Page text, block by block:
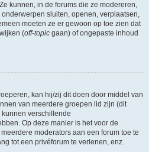
kunnen, in de forums die ze modereren,
sluiten, openen, verplaatsen,
moeten ze er gewoon op toe zien dat
(off-topic gaan) of ongepaste inhoud
kan hij/zij dit doen door middel van
van meerdere groepen lid zijn (dit
verschillende
Op deze manier is het voor de
moderators aan een forum toe te
tot een privéforum te verlenen, enz.